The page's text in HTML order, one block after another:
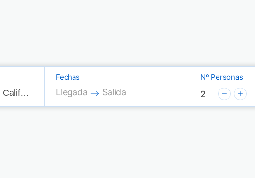
Fechas
Press the down arrow key to interact with the
Llegada
Press the down arrow key to
Salida
Nº Personas
2